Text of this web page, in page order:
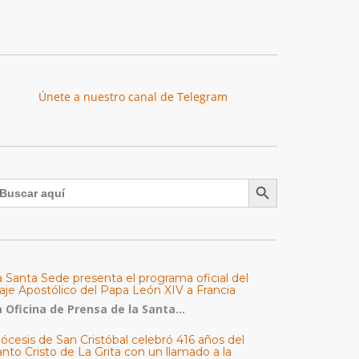
Únete a nuestro canal de Telegram
Botón de búsqueda
Santa Sede presenta el programa oficial del
Apostólico del Papa León XIV a Francia
Oficina de Prensa de la Santa...
de San Cristóbal celebró 416 años del
Cristo de La Grita con un llamado a la